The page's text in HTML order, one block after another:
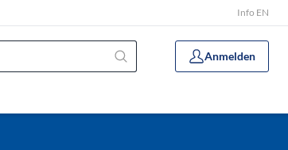
Info EN
Anmelden